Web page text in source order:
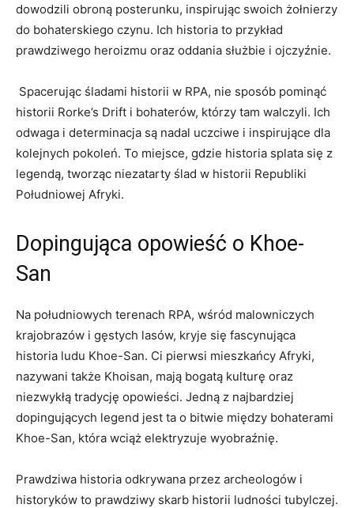
dowodzili obroną posterunku, inspirując swoich żołnierzy
do bohaterskiego czynu. ⁣Ich historia to‍ przykład
prawdziwego ⁢heroizmu ⁢oraz ⁢oddania służbie ⁢i ojczyźnie.
⁢ Spacerując śladami historii ​w RPA, nie sposób‍ pominąć
historii Rorke’s ​Drift i⁣ bohaterów, którzy tam ⁣walczyli. Ich
odwaga ⁤i determinacja ​są nadal‍ uczciwe​ i inspirujące dla
⁢kolejnych pokoleń. To miejsce, gdzie historia splata się z
legendą, ⁤tworząc niezatarty ślad w historii Republiki
Południowej‍ Afryki.
Dopingująca opowieść o Khoe-
San
Na południowych terenach RPA, wśród malowniczych
krajobrazów i ​gęstych⁢ lasów, kryje się fascynująca
historia ludu⁢ Khoe-San. Ci pierwsi mieszkańcy Afryki,
⁤nazywani także Khoisan, mają bogatą kulturę oraz ​
niezwykłą tradycję opowieści. Jedną z najbardziej‍
dopingujących legend jest⁢ ta o bitwie między bohaterami
Khoe-San, która‌ wciąż elektryzuje‍ wyobraźnię.
Prawdziwa historia odkrywana przez archeologów‌ i
historyków to prawdziwy⁢ skarb historii ludności tubylczej.